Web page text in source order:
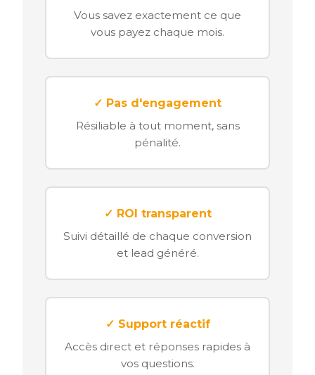
Vous savez exactement ce que
vous payez chaque mois.
✓ Pas d'engagement
Résiliable à tout moment, sans
pénalité.
✓ ROI transparent
Suivi détaillé de chaque conversion
et lead généré.
✓ Support réactif
Accès direct et réponses rapides à
vos questions.